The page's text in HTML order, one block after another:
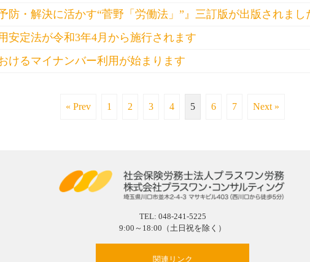
防・解決に活かす“菅野「労働法」”』三訂版が出版されまし
安定法が令和3年4月から施行されます
けるマイナンバー利用が始まります
« Prev 1 2 3 4 5 6 7 Next »
TEL: 048-241-5225
9:00～18:00（土日祝を除く）
関連リンク